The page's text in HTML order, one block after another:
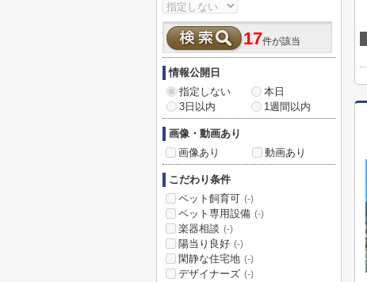
17件が該当
情報公開日
指定しない
本日
3日以内
1週間以内
画像・動画あり
画像あり
動画あり
こだわり条件
ペット飼育可 (-)
ペット専用設備 (-)
楽器相談 (-)
陽当り良好 (-)
閑静な住宅地 (-)
デザイナーズ (-)